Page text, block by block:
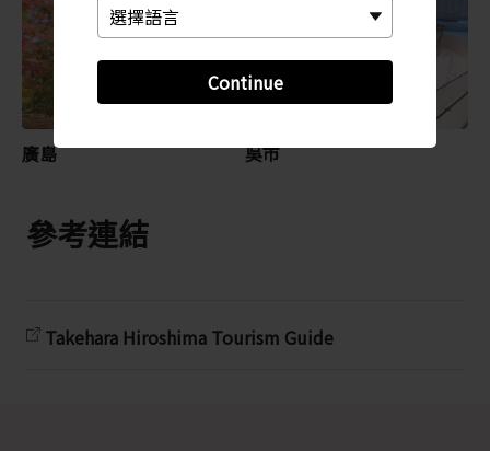
Continue
廣島 吳市
參考連結
Takehara Hiroshima Tourism Guide